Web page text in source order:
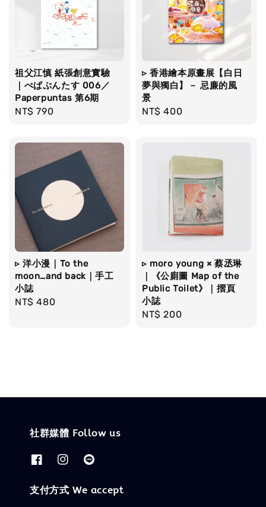
祖父江慎 紙張創意實驗
｜ぺぱぷんたす 006／
Paperpuntas 第6期
Regular
NT$ 790
▹ 香港繪本原畫展【白日
夢與獨白】－ 忌廉的風
景
Regular
NT$ 400
▹ 洋小漫｜To the
moon…and back｜手工
小誌
Regular
NT$ 480
▹ moro young × 蔡丞琳
｜《公廁圖 Map of the
Public Toilet》｜摺頁
小誌
Regular
NT$ 200
社群媒體 Follow us
支付方式 We accept